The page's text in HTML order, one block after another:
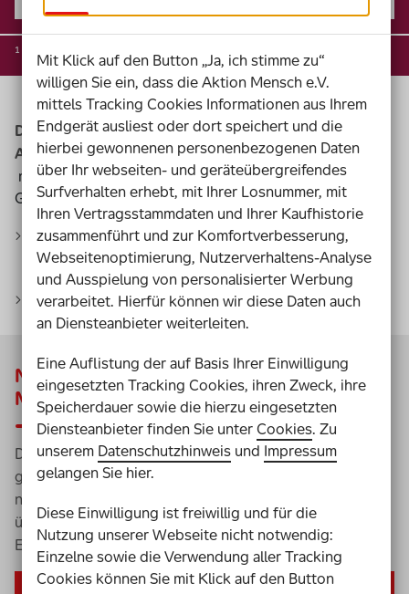
¹ ² Weitere Informationen:
Die Sonderverlosungen und Extra-Ziehungen der
Aktion Mensch-Lotterie:
mindestens neun Mal im Jahr 2026 zusätzliche
Gewinnchancen für alle Lose
Was ist eine Sonderverlosung und Extra-Ziehung?
Meine Losnummer prüfen
Nächste Sonderverlosung:
Mittwoch, 04 November 2026
Du hast wieder die Chance, mit deinem Los zusätzlich zu
gewinnen. Dein Los nimmt automatisch teil. Damit du
nichts verpasst, informieren wir dich gern rechtzeitig
über den nächsten Termin der Sonderverlosung und
Extra-Ziehung.
Mit Klick auf den Button „Ja, ich stimme zu“
willigen Sie ein, dass die Aktion Mensch e.V.
mittels Tracking Cookies Informationen aus Ihrem
Endgerät ausliest oder dort speichert und die
hierbei gewonnenen personenbezogenen Daten
über Ihr webseiten- und geräteübergreifendes
Surfverhalten erhebt, mit Ihrer Losnummer, mit
Ihren Vertragsstammdaten und Ihrer Kaufhistorie
zusammenführt und zur Komfortverbesserung,
Webseitenoptimierung, Nutzerverhaltens-Analyse
und Ausspielung von personalisierter Werbung
verarbeitet. Hierfür können wir diese Daten auch
an Diensteanbieter weiterleiten.
Eine Auflistung der auf Basis Ihrer Einwilligung
eingesetzten Tracking Cookies, ihren Zweck, ihre
Speicherdauer sowie die hierzu eingesetzten
Diensteanbieter finden Sie unterCookies. Zu
unserem Datenschutzhinweis und Impressum
gelangen Sie hier.
Diese Einwilligung ist freiwillig und für die
Nutzung unserer Webseite nicht notwendig:
Einzelne sowie die Verwendung aller Tracking
Cookies können Sie mit Klick auf den Button